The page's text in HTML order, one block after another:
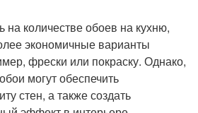
на количестве обоев на кухню,
экономичные варианты
фрески или покраску. Однако,
могут обеспечить
стен, а также создать